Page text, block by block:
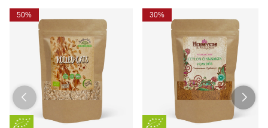
50% 30%